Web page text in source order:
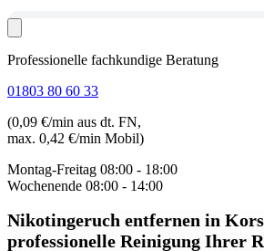
Professionelle fachkundige Beratung
01803 80 60 33
(0,09 €/min aus dt. FN,
max. 0,42 €/min Mobil)
Montag-Freitag 08:00 - 18:00
Wochenende 08:00 - 14:00
Nikotingeruch entfernen in
professionelle Reinigung Ihrer